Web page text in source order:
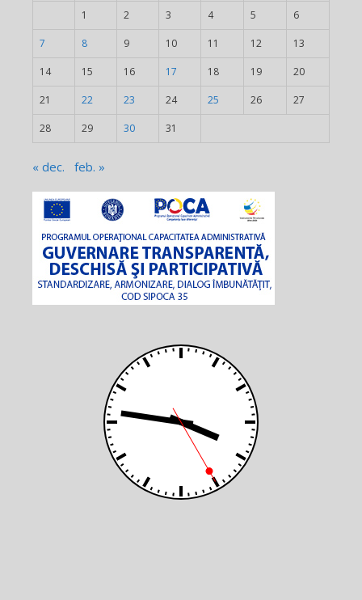
1 2 3 4 5 6
7 8 9 10 11 12 13
14 15 16 17 18 19 20
21 22 23 24 25 26 27
28 29 30 31
« dec. feb. »